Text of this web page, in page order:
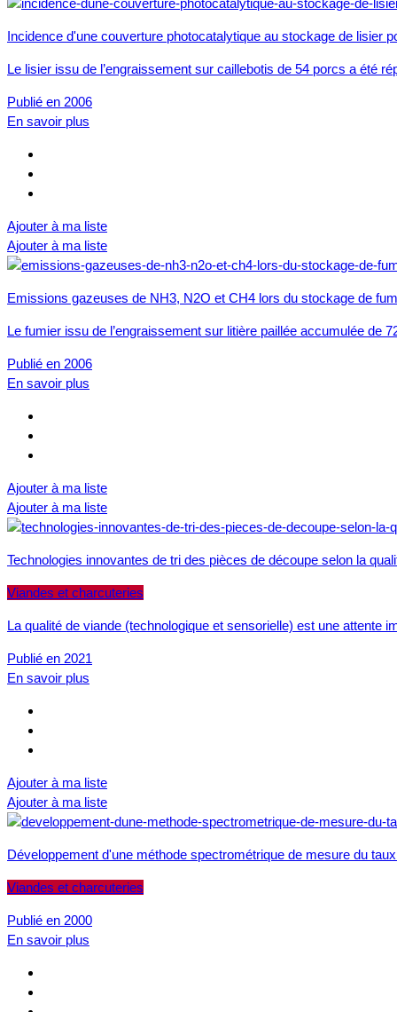
Incidence d'une couverture photocatalytique au stockage de lisier
Le lisier issu de l’engraissement sur caillebotis de 54 porcs a été
Publié en 2006
En savoir plus
Ajouter à ma liste
Ajouter à ma liste
Emissions gazeuses de NH3, N2O et CH4 lors du stockage de
Le fumier issu de l’engraissement sur litière paillée accumulée de
Publié en 2006
En savoir plus
Ajouter à ma liste
Ajouter à ma liste
Technologies innovantes de tri des pièces de découpe selon la
Viandes et charcuteries
La qualité de viande (technologique et sensorielle) est une attente
Publié en 2021
En savoir plus
Ajouter à ma liste
Ajouter à ma liste
Développement d'une méthode spectrométrique de mesure du
Viandes et charcuteries
Publié en 2000
En savoir plus